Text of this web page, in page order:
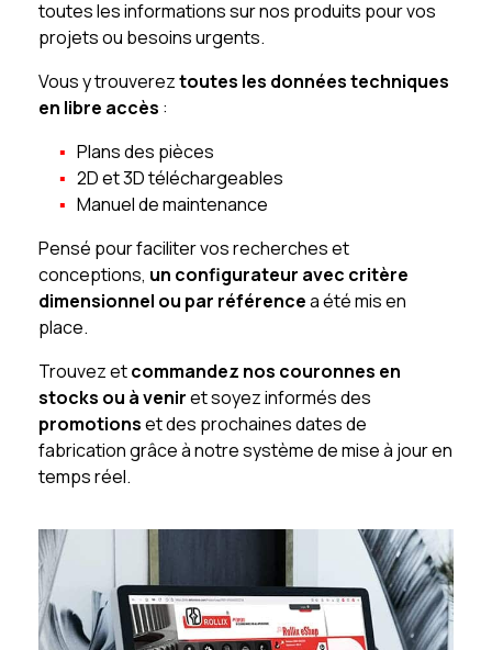
toutes les informations sur nos produits pour vos
projets ou besoins urgents.
Vous y trouvereztoutes les données techniques
en libre accès :
Plans des pièces
2D et 3D téléchargeables
Manuel de maintenance
Pensé pour faciliter vos recherches et
conceptions, un configurateur avec critère
dimensionnel ou par référencea été mis en
place.
Trouvez etcommandez nos couronnes en
stocks ou à veniret soyez informés des
promotionset des prochaines dates de
fabrication grâce à notre système de mise à jour en
temps réel.